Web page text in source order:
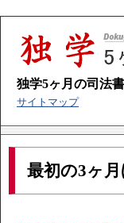
独学5ヶ月の司法
サイトマップ
最初の3ヶ